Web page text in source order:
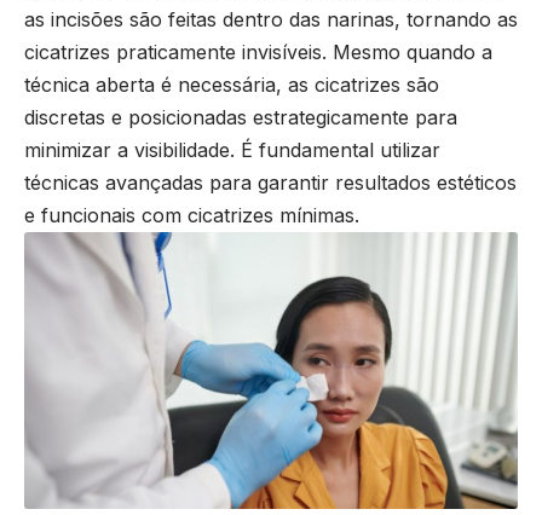
as incisões são feitas dentro das narinas, tornando as
cicatrizes praticamente invisíveis. Mesmo quando a
técnica aberta é necessária, as cicatrizes são
discretas e posicionadas estrategicamente para
minimizar a visibilidade. É fundamental utilizar
técnicas avançadas para garantir resultados estéticos
e funcionais com cicatrizes mínimas.